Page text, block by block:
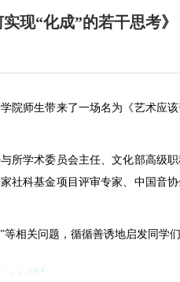
现“化成”的若干思考》
学院师生带来了一场名为《艺术
所学术委员会主任、文化部高级
社科基金项目评审专家、中国音
相关问题，循循善诱地启发同学们